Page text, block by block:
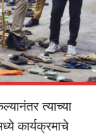
त्याच्या
कार्यक्रमाचे